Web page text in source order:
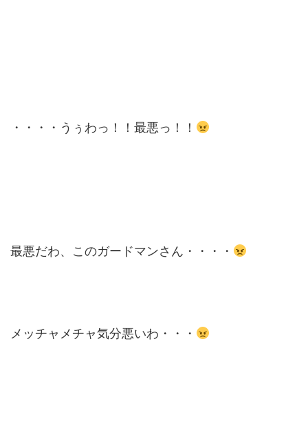
・・・・うぅわっ！！最悪っ！！
最悪だわ、このガードマンさん・・・・
メッチャメチャ気分悪いわ・・・